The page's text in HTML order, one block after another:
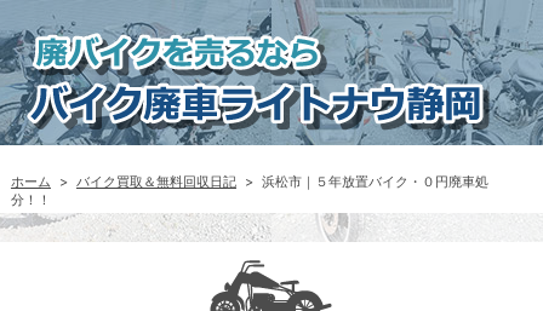
ホーム > バイク買取＆無料回収日記 > 浜松市｜５年放置バイク・０円廃車処
分！！